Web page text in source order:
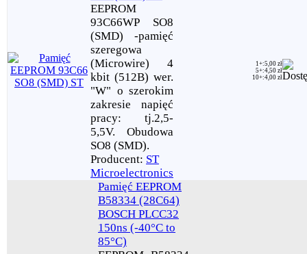
EEPROM
93C66WP SO8
(SMD) -pamięć
szeregowa
(Microwire) 4
kbit (512B) wer.
"W" o szerokim
zakresie napięć
pracy: tj.2,5-
5,5V. Obudowa
SO8 (SMD).
Producent: ST
Microelectronics
1+:5,00 zł
5+:4,50 zł
10+:4,00 zł
Pamięć EEPROM
B58334 (28C64)
BOSCH PLCC32
150ns (-40°C to
85°C)